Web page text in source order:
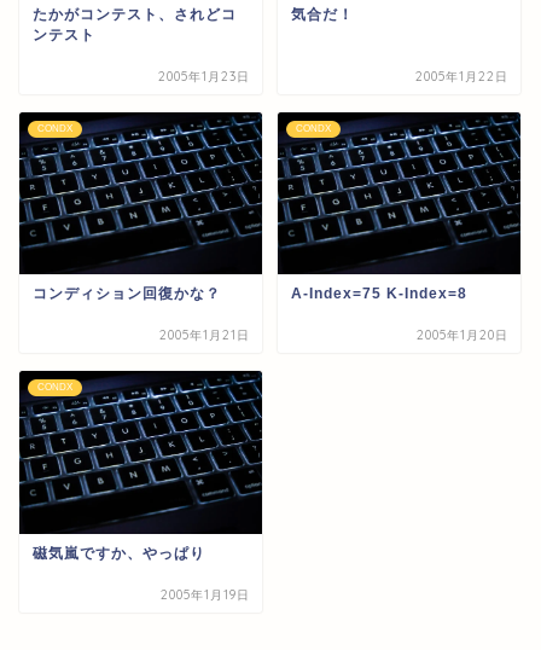
たかがコンテスト、されどコ
ンテスト
2005年1月23日
気合だ！
2005年1月22日
CONDX
コンディション回復かな？
2005年1月21日
CONDX
A-Index=75 K-Index=8
2005年1月20日
CONDX
磁気嵐ですか、やっぱり
2005年1月19日